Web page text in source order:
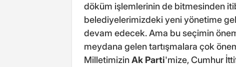
döküm işlemlerinin de bitmesinden
belediyelerimizdeki yeni yönetime
devam edecek. Ama bu seçimin
meydana gelen tartışmalara çok
MilletimizinAk Parti'mize, Cumhur